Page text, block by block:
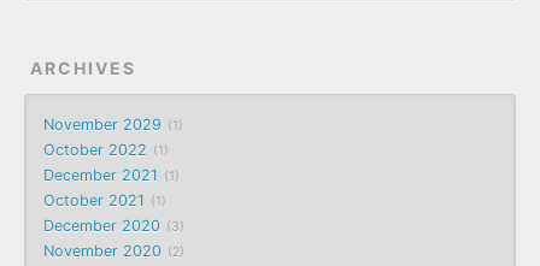
ARCHIVES
November 2029 1
October 2022 1
December 2021 1
October 2021 1
December 2020 3
November 2020 2